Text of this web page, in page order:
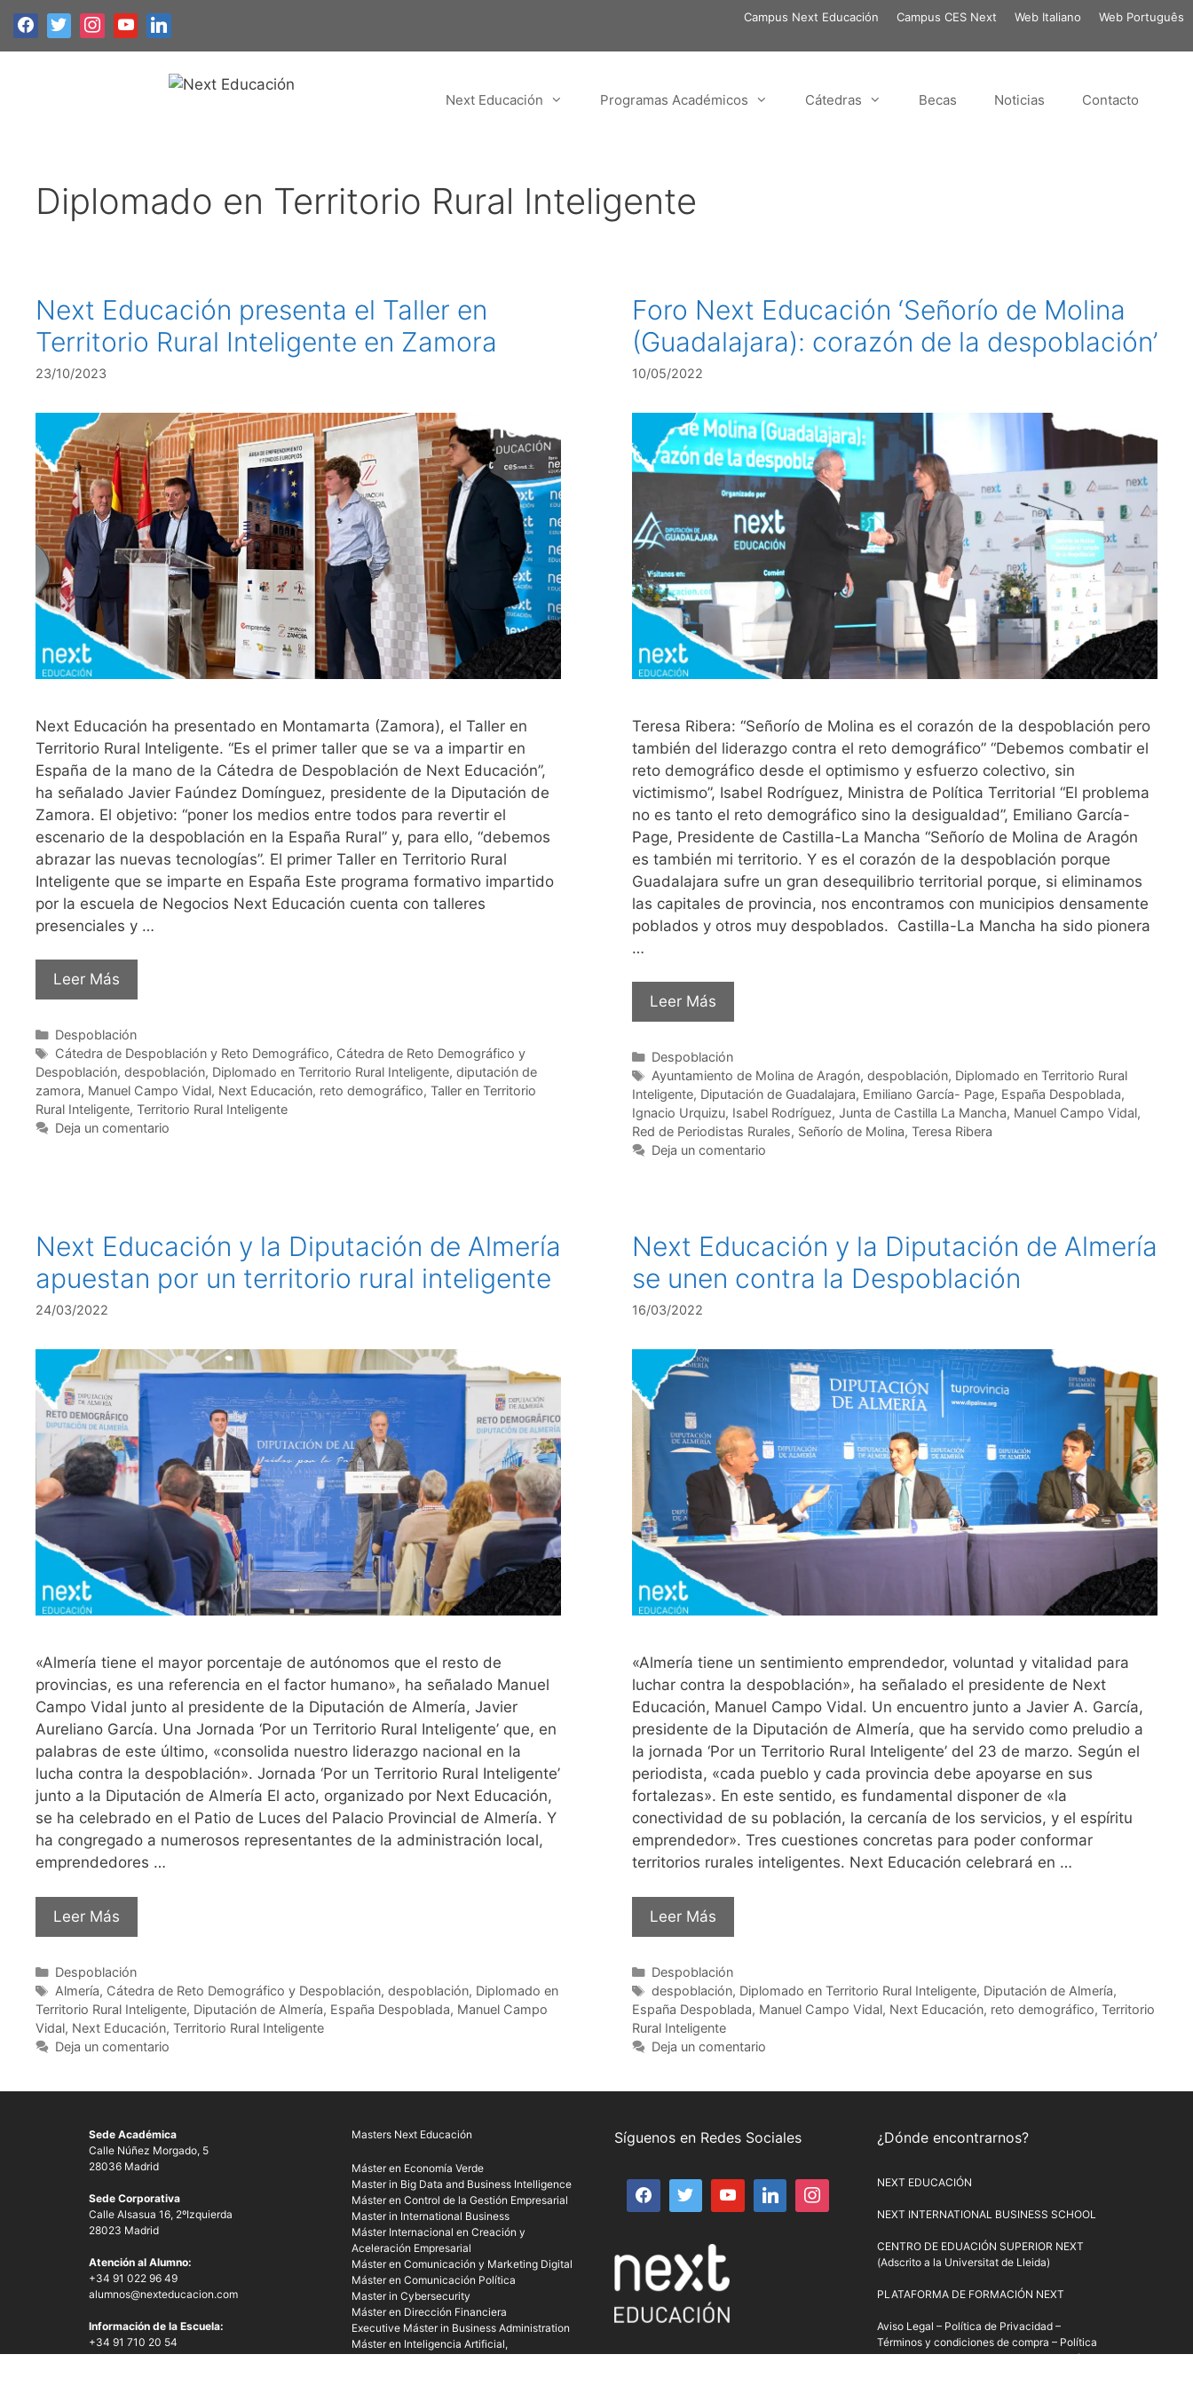
Campus Next Educación Campus CES Next Web Italiano Web Português
Next Educación Programas Académicos Cátedras Becas Noticias Contacto
Diplomado en Territorio Rural Inteligente
Next Educación presenta el Taller en
Territorio Rural Inteligente en Zamora
23/10/2023
Next Educación ha presentado en Montamarta (Zamora), el Taller en
Territorio Rural Inteligente. “Es el primer taller que se va a impartir en
España de la mano de la Cátedra de Despoblación de Next Educación”,
ha señalado Javier Faúndez Domínguez, presidente de la Diputación de
Zamora. El objetivo: “poner los medios entre todos para revertir el
escenario de la despoblación en la España Rural” y, para ello, “debemos
abrazar las nuevas tecnologías”. El primer Taller en Territorio Rural
Inteligente que se imparte en España Este programa formativo impartido
por la escuela de Negocios Next Educación cuenta con talleres
presenciales y …
Leer Más
Despoblación
Cátedra de Despoblación y Reto Demográfico, Cátedra de Reto Demográfico y
Despoblación, despoblación, Diplomado en Territorio Rural Inteligente, diputación de
zamora, Manuel Campo Vidal, Next Educación, reto demográfico, Taller en Territorio
Rural Inteligente, Territorio Rural Inteligente
Deja un comentario
Foro Next Educación ‘Señorío de Molina
(Guadalajara): corazón de la despoblación’
10/05/2022
Teresa Ribera: “Señorío de Molina es el corazón de la despoblación pero
también del liderazgo contra el reto demográfico” “Debemos combatir el
reto demográfico desde el optimismo y esfuerzo colectivo, sin
victimismo”, Isabel Rodríguez, Ministra de Política Territorial “El problema
no es tanto el reto demográfico sino la desigualdad”, Emiliano García-
Page, Presidente de Castilla-La Mancha “Señorío de Molina de Aragón
es también mi territorio. Y es el corazón de la despoblación porque
Guadalajara sufre un gran desequilibrio territorial porque, si eliminamos
las capitales de provincia, nos encontramos con municipios densamente
poblados y otros muy despoblados. Castilla-La Mancha ha sido pionera
…
Leer Más
Despoblación
Ayuntamiento de Molina de Aragón, despoblación, Diplomado en Territorio Rural
Inteligente, Diputación de Guadalajara, Emiliano García- Page, España Despoblada,
Ignacio Urquizu, Isabel Rodríguez, Junta de Castilla La Mancha, Manuel Campo Vidal,
Red de Periodistas Rurales, Señorío de Molina, Teresa Ribera
Deja un comentario
Next Educación y la Diputación de Almería
apuestan por un territorio rural inteligente
24/03/2022
«Almería tiene el mayor porcentaje de autónomos que el resto de
provincias, es una referencia en el factor humano», ha señalado Manuel
Campo Vidal junto al presidente de la Diputación de Almería, Javier
Aureliano García. Una Jornada ‘Por un Territorio Rural Inteligente’ que, en
palabras de este último, «consolida nuestro liderazgo nacional en la
lucha contra la despoblación». Jornada ‘Por un Territorio Rural Inteligente’
junto a la Diputación de Almería El acto, organizado por Next Educación,
se ha celebrado en el Patio de Luces del Palacio Provincial de Almería. Y
ha congregado a numerosos representantes de la administración local,
emprendedores …
Leer Más
Despoblación
Almería, Cátedra de Reto Demográfico y Despoblación, despoblación, Diplomado en
Territorio Rural Inteligente, Diputación de Almería, España Despoblada, Manuel Campo
Vidal, Next Educación, Territorio Rural Inteligente
Deja un comentario
Next Educación y la Diputación de Almería
se unen contra la Despoblación
16/03/2022
«Almería tiene un sentimiento emprendedor, voluntad y vitalidad para
luchar contra la despoblación», ha señalado el presidente de Next
Educación, Manuel Campo Vidal. Un encuentro junto a Javier A. García,
presidente de la Diputación de Almería, que ha servido como preludio a
la jornada ‘Por un Territorio Rural Inteligente’ del 23 de marzo. Según el
periodista, «cada pueblo y cada provincia debe apoyarse en sus
fortalezas». En este sentido, es fundamental disponer de «la
conectividad de su población, la cercanía de los servicios, y el espíritu
emprendedor». Tres cuestiones concretas para poder conformar
territorios rurales inteligentes. Next Educación celebrará en …
Leer Más
Despoblación
despoblación, Diplomado en Territorio Rural Inteligente, Diputación de Almería,
España Despoblada, Manuel Campo Vidal, Next Educación, reto demográfico, Territorio
Rural Inteligente
Deja un comentario
Sede Académica
Calle Núñez Morgado, 5
28036 Madrid
Sede Corporativa
Calle Alsasua 16, 2ºIzquierda
28023 Madrid
Atención al Alumno:
+34 91 022 96 49
alumnos@nexteducacion.com
Información de la Escuela:
+34 91 710 20 54
info@nexteducacion.com
Masters Next Educación
Máster en Economía Verde
Master in Big Data and Business Intelligence
Máster en Control de la Gestión Empresarial
Master in International Business
Máster Internacional en Creación y
Aceleración Empresarial
Máster en Comunicación y Marketing Digital
Máster en Comunicación Política
Master in Cybersecurity
Máster en Dirección Financiera
Executive Máster in Business Administration
Máster en Inteligencia Artificial,
Síguenos en Redes Sociales ¿Dónde encontrarnos?
NEXT EDUCACIÓN
NEXT INTERNATIONAL BUSINESS SCHOOL
CENTRO DE EDUACIÓN SUPERIOR NEXT
(Adscrito a la Universitat de Lleida)
PLATAFORMA DE FORMACIÓN NEXT
Aviso Legal – Política de Privacidad –
Términos y condiciones de compra – Política
de Precios–Normativa de Next Educación–